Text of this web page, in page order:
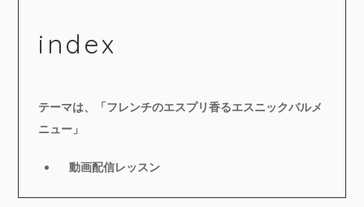
index
テーマは、「フレンチのエスプリ香るエスニックバルメ
ニュー」
動画配信レッスン